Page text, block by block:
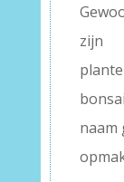
zijn
naam